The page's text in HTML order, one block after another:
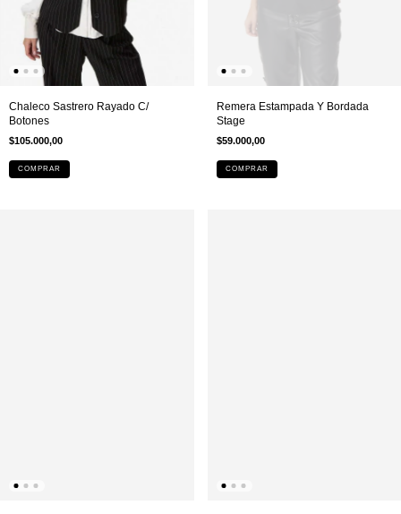
Chaleco Sastrero Rayado C/
Botones
$105.000,00
COMPRAR
Remera Estampada Y Bordada
Stage
$59.000,00
COMPRAR